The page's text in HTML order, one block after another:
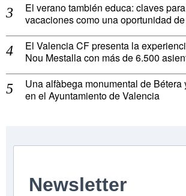
El verano también educa: claves
vacaciones como una oportunidad
El Valencia CF presenta la
Nou Mestalla con más de 6.500
Una alfàbega monumental de
en el Ayuntamiento de Valencia
Newsletter